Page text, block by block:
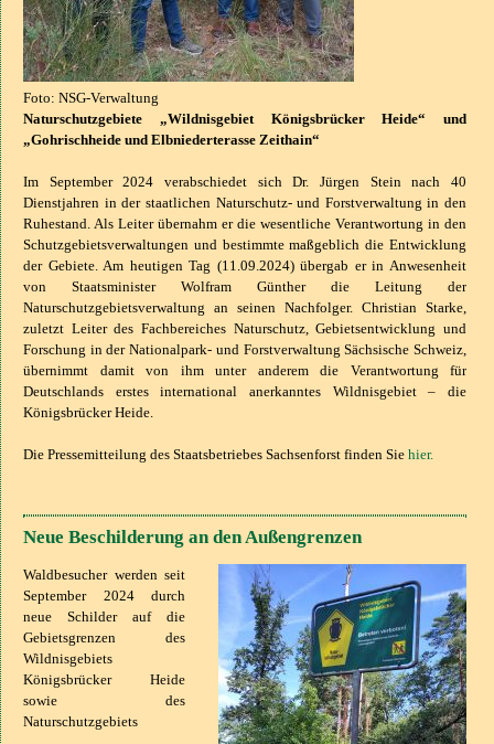
Foto: NSG-Verwaltung
Naturschutzgebiete „Wildnisgebiet Königsbrücker Heide“ und
„Gohrischheide und Elbniederterasse Zeithain“
Im September 2024 verabschiedet sich Dr. Jürgen Stein nach 40
Dienstjahren in der staatlichen Naturschutz- und Forstverwaltung in den
Ruhestand. Als Leiter übernahm er die wesentliche Verantwortung in den
Schutzgebietsverwaltungen und bestimmte maßgeblich die Entwicklung
der Gebiete. Am heutigen Tag (11.09.2024) übergab er in Anwesenheit
von Staatsminister Wolfram Günther die Leitung der
Naturschutzgebietsverwaltung an seinen Nachfolger. Christian Starke,
zuletzt Leiter des Fachbereiches Naturschutz, Gebietsentwicklung und
Forschung in der Nationalpark- und Forstverwaltung Sächsische Schweiz,
übernimmt damit von ihm unter anderem die Verantwortung für
Deutschlands erstes international anerkanntes Wildnisgebiet – die
Königsbrücker Heide.
Die Pressemitteilung des Staatsbetriebes Sachsenforst finden Sie hier.
Neue Beschilderung an den Außengrenzen
Waldbesucher werden seit
September 2024 durch
neue Schilder auf die
Gebietsgrenzen des
Wildnisgebiets
Königsbrücker Heide
sowie des
Naturschutzgebiets